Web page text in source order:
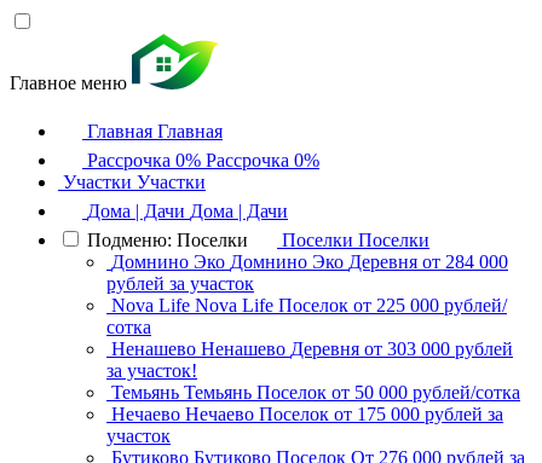
Главное меню
Главная Главная
Рассрочка 0% Рассрочка 0%
Участки Участки
Дома | Дачи Дома | Дачи
Подменю: Поселки
Поселки Поселки
Домнино Эко Домнино Эко Деревня от 284 000
рублей за участок
Nova Life Nova Life Поселок от 225 000 рублей/
сотка
Ненашево Ненашево Деревня от 303 000 рублей
за участок!
Темьянь Темьянь Поселок от 50 000 рублей/сотка
Нечаево Нечаево Поселок от 175 000 рублей за
участок
Бутиково Бутиково Поселок От 276 000 рублей за